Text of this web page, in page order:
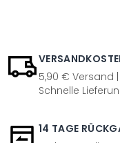
5,90 € Versand
Schnelle
14 TAGE